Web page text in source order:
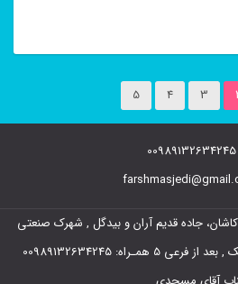
3
4
5
00989132634245
جاده قدیم آران و بیدگل , شهرک صنعتی
سلیمان صباحی , انتهای بلوار یک , بعد از فرعی 5 همـراه: 00989132634245